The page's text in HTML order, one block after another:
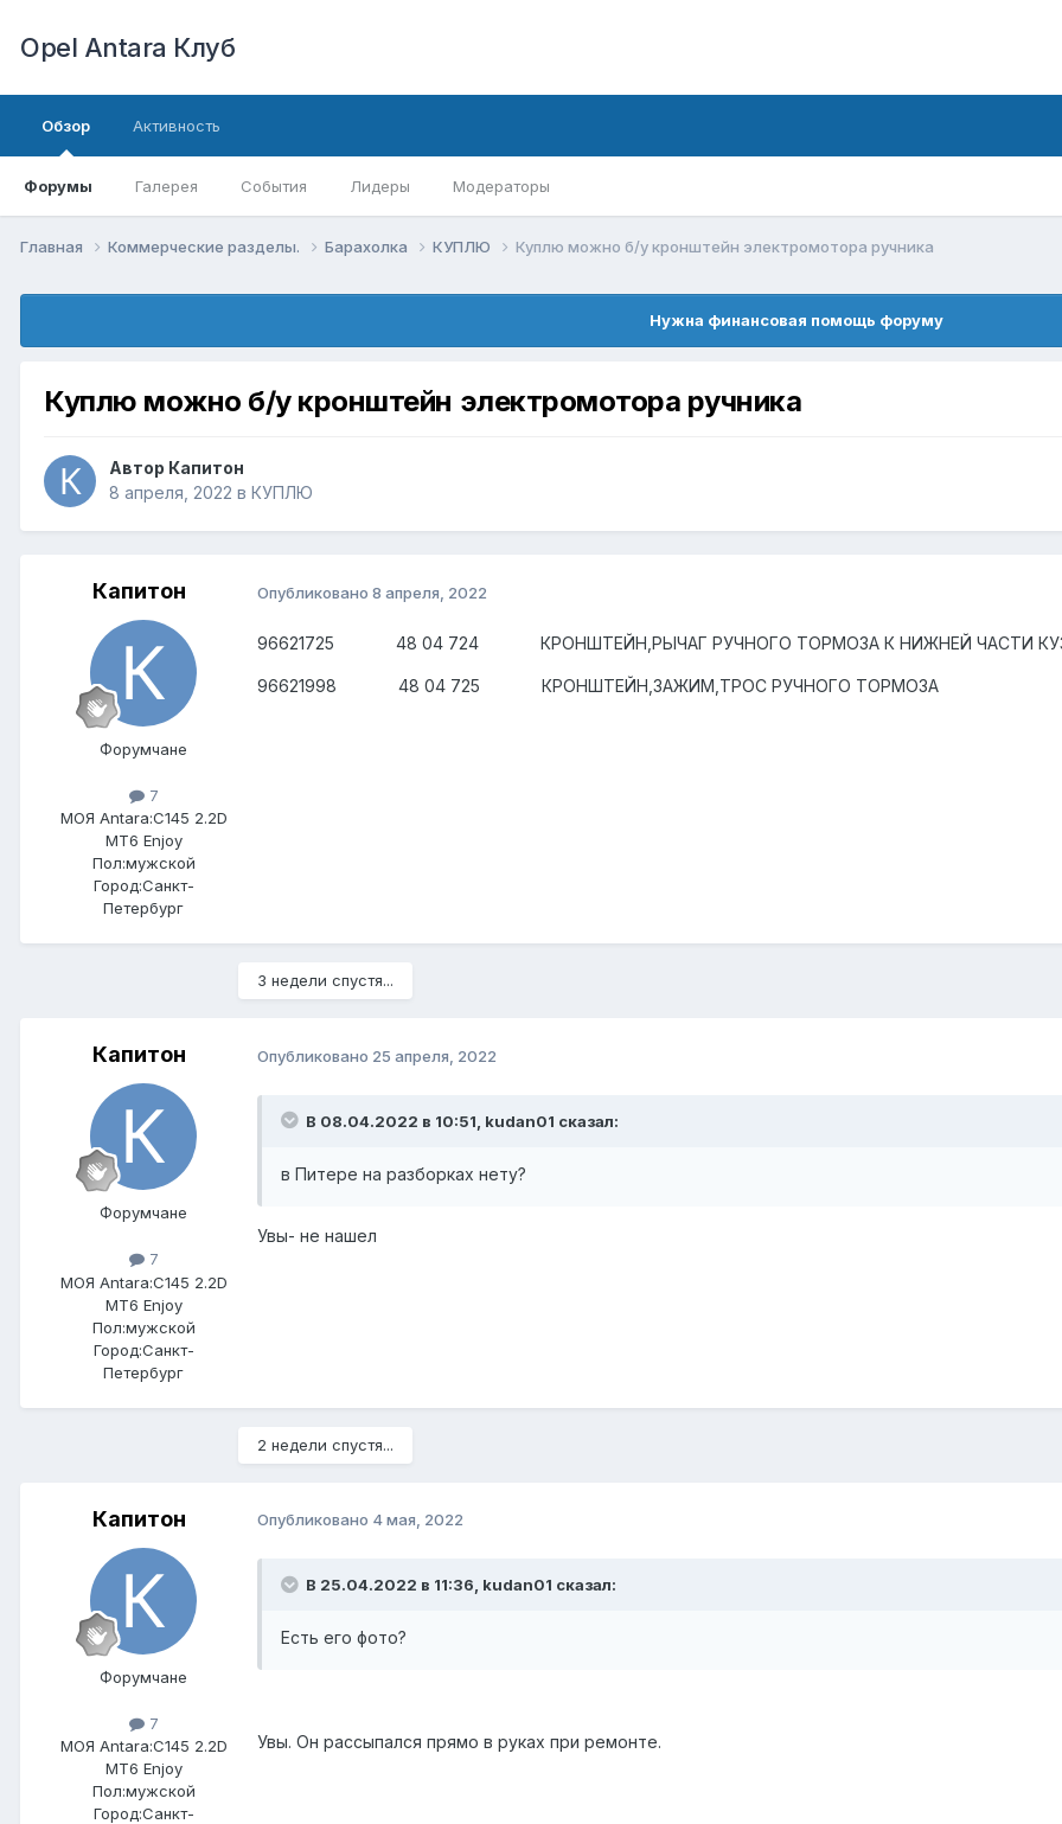
Opel Antara Клуб
Обзор
Форумы Галерея События Лидеры Модераторы
Активность
Главная Коммерческие разделы. Барахолка КУПЛЮ Куплю можно б/у кронштейн электромотора ручника
Нужна финансовая помощь форуму
Куплю можно б/у кронштейн электромотора ручника
Автор Капитон
8 апреля, 2022 в КУПЛЮ
Капитон
Форумчане
7
МОЯ Antara:C145 2.2D
MT6 Enjoy
Пол:мужской
Город:Санкт-
Петербург
Опубликовано 8 апреля, 2022
96621725 48 04 724 КРОНШТЕЙН,РЫЧАГ РУЧНОГО ТОРМОЗА К НИЖНЕЙ ЧАСТИ
96621998 48 04 725 КРОНШТЕЙН,ЗАЖИМ,ТРОС РУЧНОГО ТОРМОЗА
3 недели спустя...
Капитон
Форумчане
7
МОЯ Antara:C145 2.2D
MT6 Enjoy
Пол:мужской
Город:Санкт-
Петербург
Опубликовано 25 апреля, 2022
В 08.04.2022 в 10:51, kudan01 сказал:
в Питере на разборках нету?
Увы- не нашел
2 недели спустя...
Капитон
Форумчане
7
МОЯ Antara:C145 2.2D
MT6 Enjoy
Пол:мужской
Город:Санкт-
Опубликовано 4 мая, 2022
В 25.04.2022 в 11:36, kudan01 сказал:
Есть его фото?
Увы. Он рассыпался прямо в руках при ремонте.